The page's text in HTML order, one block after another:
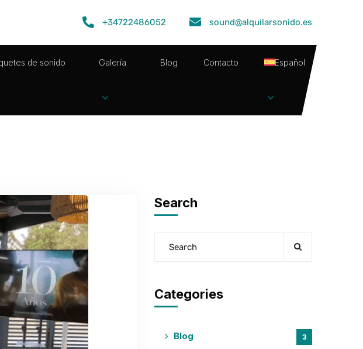
+34722486052 sound@alquilarsonido.es
de sonido Galería Blog Contacto Español
Search
Categories
Blog 3